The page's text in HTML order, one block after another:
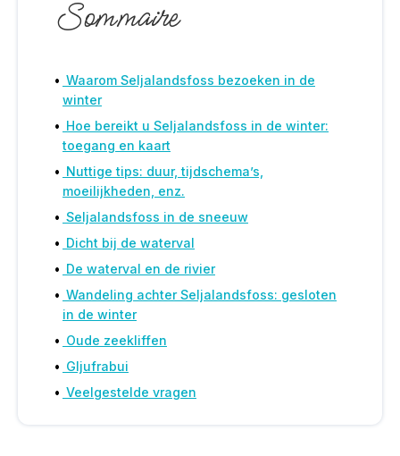
Sommaire
Waarom Seljalandsfoss bezoeken in de
winter
Hoe bereikt u Seljalandsfoss in de winter:
toegang en kaart
Nuttige tips: duur, tijdschema’s,
moeilijkheden, enz.
Seljalandsfoss in de sneeuw
Dicht bij de waterval
De waterval en de rivier
Wandeling achter Seljalandsfoss: gesloten
in de winter
Oude zeekliffen
Gljufrabui
Veelgestelde vragen